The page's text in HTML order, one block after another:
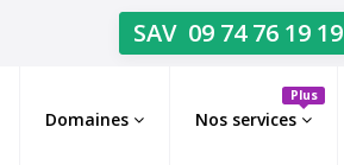
SAV 09 74 76 19 19
Domaines Nos services
Plus